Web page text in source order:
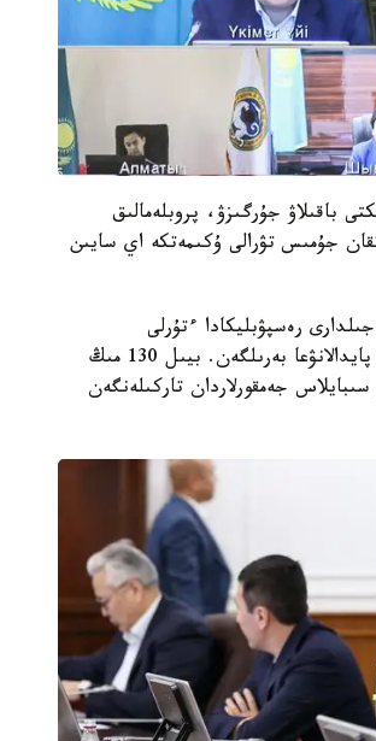
باقىلاۋ جۇرگىزۋ، پروبلەمالىق
جۇمىس تۋرالى ۇكىمەتكە اي سايىن
ءمينيسترى عاني بەيسەمبايەۆتىڭ بايانداۋىنشا 2020-2022 -جىلدارى رەسپۋبليكادا ءتۇرلى
قارجىلاندىرۋ كوزدەرى ەسەبىنەن 340 مىڭ وقۋشىعا ارنالعان 626 مەكتەپ پايدالانۋعا بەرىلگەن. بيىل 130 مىڭ
146 مەكتەپ اشۋ جوسپارلانىپ وتىر، ونىڭ 62- ءسى سىبايلاس جەمقورلاردان تاركىلەنگەن